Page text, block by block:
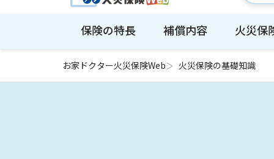
保険の特長 補償内容 火災保
お家ドクター火災保険Web 火災保険の基礎知識